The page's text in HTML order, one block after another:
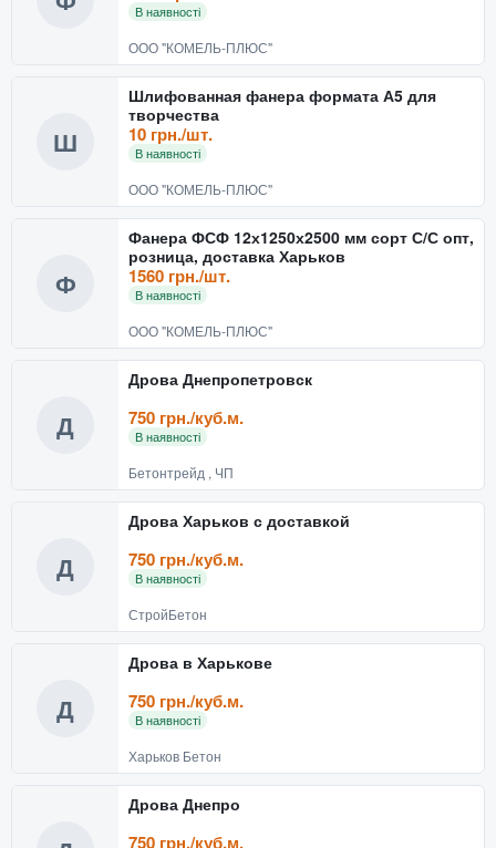
В наявності
ООО "КОМЕЛЬ-ПЛЮС"
Ш
Шлифованная фанера формата А5 для
творчества
10 грн./шт.
В наявності
ООО "КОМЕЛЬ-ПЛЮС"
Ф
Фанера ФСФ 12х1250х2500 мм сорт С/С опт,
розница, доставка Харьков
1560 грн./шт.
В наявності
ООО "КОМЕЛЬ-ПЛЮС"
Д
Дрова Днепропетровск
750 грн./куб.м.
В наявності
Бетонтрейд , ЧП
Д
Дрова Харьков с доставкой
750 грн./куб.м.
В наявності
СтройБетон
Д
Дрова в Харькове
750 грн./куб.м.
В наявності
Харьков Бетон
Дрова Днепро
750 грн./куб.м.